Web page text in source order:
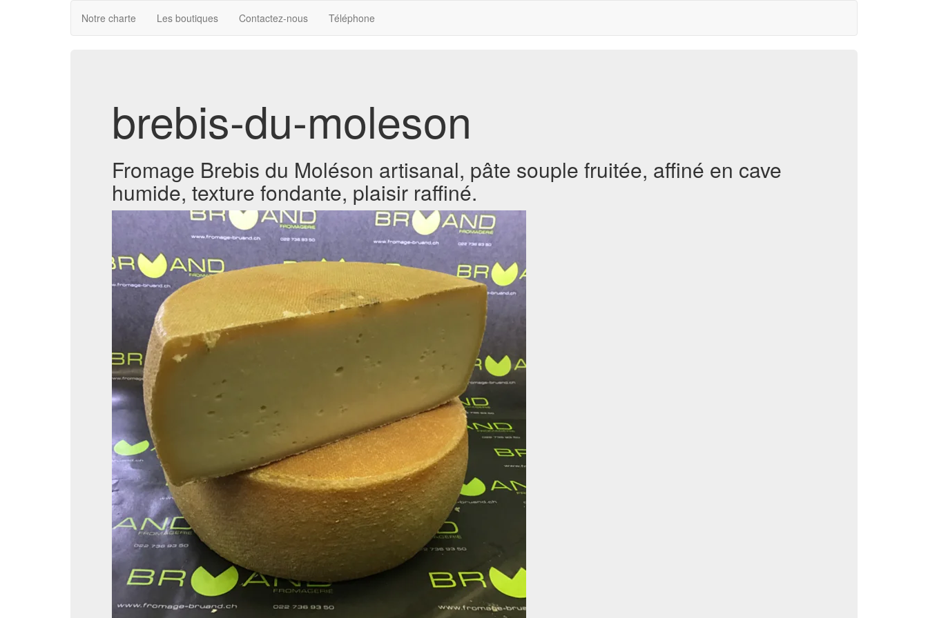
Notre charte Les boutiques Contactez-nous Téléphone
brebis-du-moleson
Fromage Brebis du Moléson artisanal, pâte souple fruitée, affiné en cave
humide, texture fondante, plaisir raffiné.